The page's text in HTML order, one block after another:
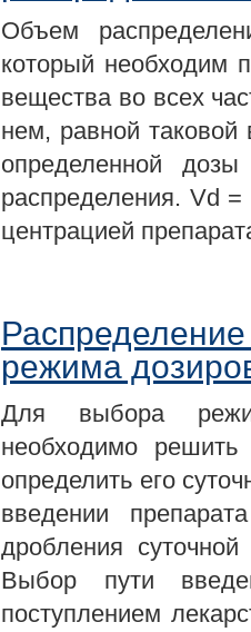
Объем
который необходим
вещества во всех
нем, равной таковой
определенной
распределения. Vd
центрацией
режима
Для выбора
необходимо
определить его
введении
дробления
Выбор пути
поступлением